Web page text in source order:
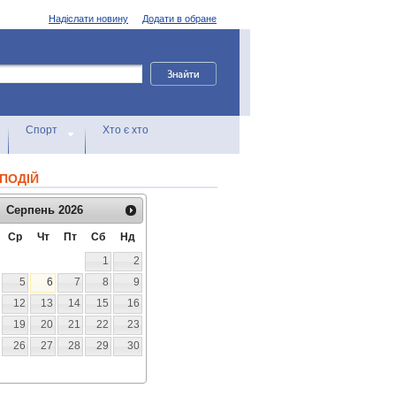
Додати в обране
Надіслати новину
Спорт Хто є хто
Серпень 2026
Ср Чт Пт Сб
Нд
1
2
5 6 7 8
9
12 13 14 15
16
19 20 21 22
23
26 27 28 29
30